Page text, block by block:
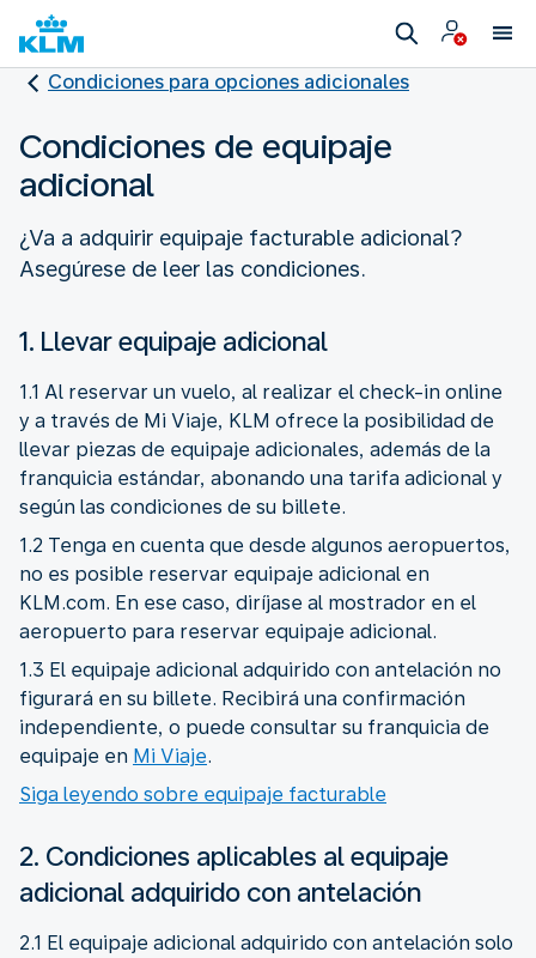
Condiciones para opciones adicionales
Condiciones de equipaje
adicional
¿Va a adquirir equipaje facturable adicional?
Asegúrese de leer las condiciones.
1. Llevar equipaje adicional
1.1 Al reservar un vuelo, al realizar el check-in online
y a través de Mi Viaje, KLM ofrece la posibilidad de
llevar piezas de equipaje adicionales, además de la
franquicia estándar, abonando una tarifa adicional y
según las condiciones de su billete.
1.2 Tenga en cuenta que desde algunos aeropuertos,
no es posible reservar equipaje adicional en
KLM.com. En ese caso, diríjase al mostrador en el
aeropuerto para reservar equipaje adicional.
1.3 El equipaje adicional adquirido con antelación no
figurará en su billete. Recibirá una confirmación
independiente, o puede consultar su franquicia de
equipaje en Mi Viaje.
Siga leyendo sobre equipaje facturable
2. Condiciones aplicables al equipaje
adicional adquirido con antelación
2.1 El equipaje adicional adquirido con antelación solo